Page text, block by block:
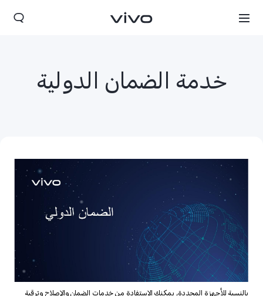
Egypt | حدد البلد/المنطقة
خدمة الضمان الدولية